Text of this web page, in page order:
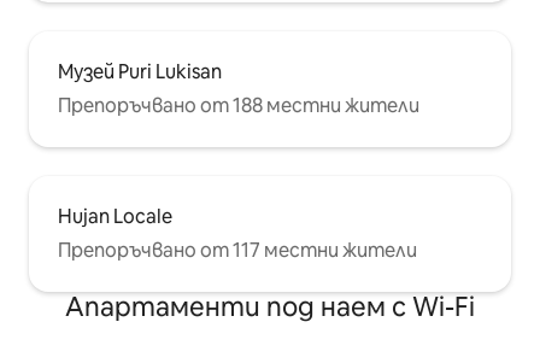
Музей Puri Lukisan
Препоръчвано от 188 местни жители
Hujan Locale
Препоръчвано от 117 местни жители
Апартаменти под наем с Wi-Fi